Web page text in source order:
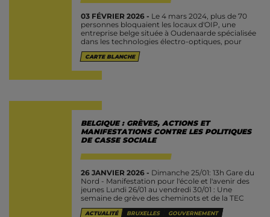
03 FÉVRIER 2026 - Le 4 mars 2024, plus de 70
personnes bloquaient les locaux d'OIP, une
entreprise belge située à Oudenaarde spécialisée
dans les technologies électro‑optiques, pour
dénoncer les liens de cette filiale...
CARTE BLANCHE
BELGIQUE : GRÈVES, ACTIONS ET
MANIFESTATIONS CONTRE LES POLITIQUES
DE CASSE SOCIALE
26 JANVIER 2026 - Dimanche 25/01: 13h Gare du
Nord - Manifestation pour l'école et l'avenir des
jeunes Lundi 26/01 au vendredi 30/01 : Une
semaine de grève des cheminots et de la TEC
Lundi 26/01:...
ACTUALITÉ BRUXELLES GOUVERNEMENT